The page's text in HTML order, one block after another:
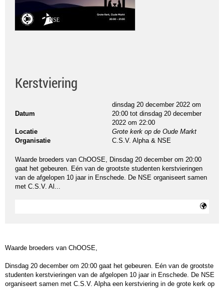
Kerstviering
Datum
dinsdag 20 december 2022 om
20:00 tot dinsdag 20 december
2022 om 22:00
Locatie
Grote kerk op de Oude Markt
Organisatie
C.S.V. Alpha & NSE
Waarde broeders van ChOOSE, Dinsdag 20 december om 20:00
gaat het gebeuren. Eén van de grootste studenten kerstvieringen
van de afgelopen 10 jaar in Enschede. De NSE organiseert samen
met C.S.V. Al...
Waarde broeders van ChOOSE,
Dinsdag 20 december om 20:00 gaat het gebeuren. Eén van de grootste
studenten kerstvieringen van de afgelopen 10 jaar in Enschede. De NSE
organiseert samen met C.S.V. Alpha een kerstviering in de grote kerk op